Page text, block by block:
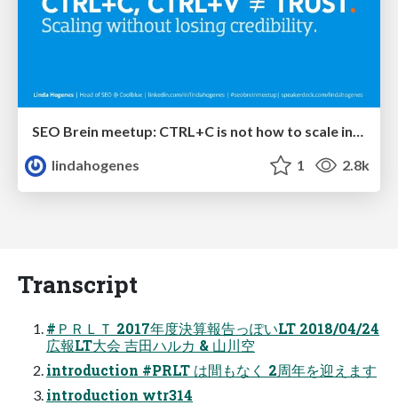
lindahogenes
1 2.8k
Transcript
#ＰＲＬＴ 2017年度決算報告っぽいLT 2018/04/24
広報LT大会 吉田ハルカ & 山川空
introduction #PRLT は間もなく 2周年を迎えます
introduction wtr314